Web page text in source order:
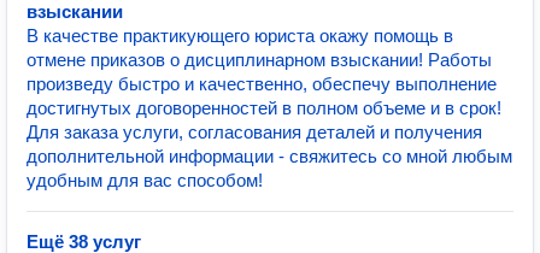
взыскании
В качестве практикующего юриста окажу помощь в
отмене приказов о дисциплинарном взыскании! Работы
произведу быстро и качественно, обеспечу выполнение
достигнутых договоренностей в полном объеме и в срок!
Для заказа услуги, согласования деталей и получения
дополнительной информации - свяжитесь со мной любым
удобным для вас способом!
Ещё 38 услуг